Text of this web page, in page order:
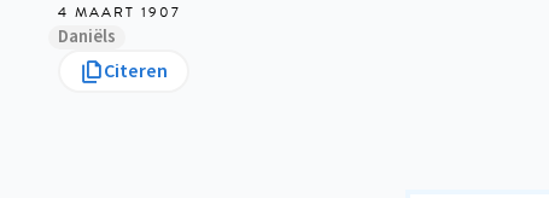
4 MAART 1907
Daniëls
Citeren